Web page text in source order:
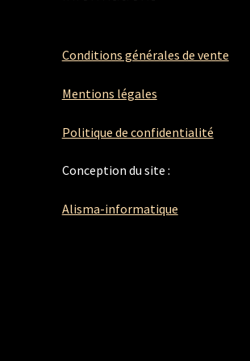
Conditions générales de vente
Mentions légales
Politique de confidentialité
Conception du site :
Alisma-informatique